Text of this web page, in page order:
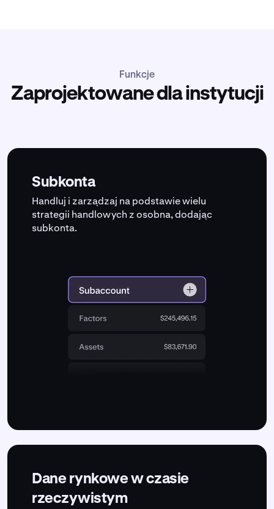
Funkcje
Zaprojektowane dla instytucji
Subkonta
Handluj i zarządzaj na podstawie wielu
strategii handlowych z osobna, dodając
subkonta.
Dane rynkowe w czasie
rzeczywistym